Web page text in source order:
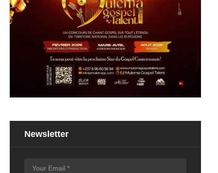
Newsletter